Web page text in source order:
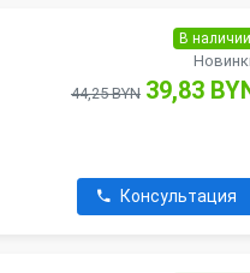
В наличии
44,25 BYN 39,83
Консультация